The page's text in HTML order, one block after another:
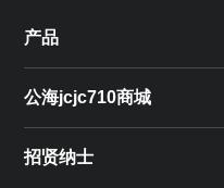
产品
公海jcjc710商城
招贤纳士